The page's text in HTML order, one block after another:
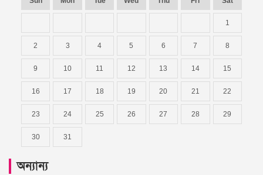
1
2 3 4 5 6 7 8
9 10 11 12 13 14 15
16 17 18 19 20 21 22
23 24 25 26 27 28 29
30 31
অন্যান্য